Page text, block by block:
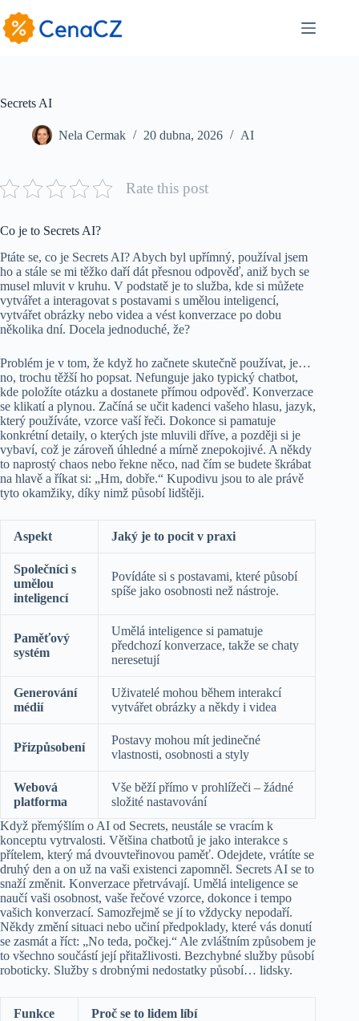
to
content
Secrets AI
Nela Cermak 20 dubna, 2026 AI
Rate this post
Co je to Secrets AI?
Ptáte se, co je Secrets AI? Abych byl upřímný, používal jsem
ho a stále se mi těžko daří dát přesnou odpověď, aniž bych se
musel mluvit v kruhu. V podstatě je to služba, kde si můžete
vytvářet a interagovat s postavami s umělou inteligencí,
vytvářet obrázky nebo videa a vést konverzace po dobu
několika dní. Docela jednoduché, že?
Problém je v tom, že když ho začnete skutečně používat, je…
no, trochu těžší ho popsat. Nefunguje jako typický chatbot,
kde položíte otázku a dostanete přímou odpověď. Konverzace
se klikatí a plynou. Začíná se učit kadenci vašeho hlasu, jazyk,
který používáte, vzorce vaší řeči. Dokonce si pamatuje
konkrétní detaily, o kterých jste mluvili dříve, a později si je
vybaví, což je zároveň úhledné a mírně znepokojivé. A někdy
to naprostý chaos nebo řekne něco, nad čím se budete škrábat
na hlavě a říkat si: „Hm, dobře.“ Kupodivu jsou to ale právě
tyto okamžiky, díky nimž působí lidštěji.
Aspekt Jaký je to pocit v praxi
Společníci s
umělou
inteligencí
Povídáte si s postavami, které působí
spíše jako osobnosti než nástroje.
Paměťový
systém
Umělá inteligence si pamatuje
předchozí konverzace, takže se chaty
neresetují
Generování
médií
Uživatelé mohou během interakcí
vytvářet obrázky a někdy i videa
Přizpůsobení
Postavy mohou mít jedinečné
vlastnosti, osobnosti a styly
Webová
platforma
Vše běží přímo v prohlížeči – žádné
složité nastavování
Když přemýšlím o AI od Secrets, neustále se vracím k
konceptu vytrvalosti. Většina chatbotů je jako interakce s
přítelem, který má dvouvteřinovou paměť. Odejdete, vrátíte se
druhý den a on už na vaši existenci zapomněl. Secrets AI se to
snaží změnit. Konverzace přetrvávají. Umělá inteligence se
naučí vaši osobnost, vaše řečové vzorce, dokonce i tempo
vašich konverzací. Samozřejmě se jí to vždycky nepodaří.
Někdy změní situaci nebo učiní předpoklady, které vás donutí
se zasmát a říct: „No teda, počkej.“ Ale zvláštním způsobem je
to všechno součástí její přitažlivosti. Bezchybné služby působí
roboticky. Služby s drobnými nedostatky působí… lidsky.
Funkce Proč se to lidem líbí